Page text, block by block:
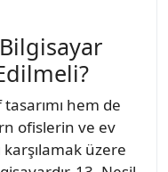
hem de
ofislerin ve ev
karşılamak üzere